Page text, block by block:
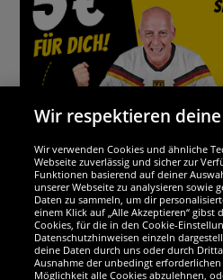
Wir sind
Wir respektieren
Wir verwenden Cookies und ähnliche
Webseite zuverlässig und sicher zur
Funktionen basierend auf deiner
unserer Webseite zu analysieren sowie
Daten zu sammeln, um dir
einem Klick auf „Alle Akzeptieren“
Cookies, für die in den Cookie-
Datenschutzhinweisen einzeln
deine Daten durch uns oder durch
Ausnahme der unbedingt
Möglichkeit alle Cookies abzulehnen,